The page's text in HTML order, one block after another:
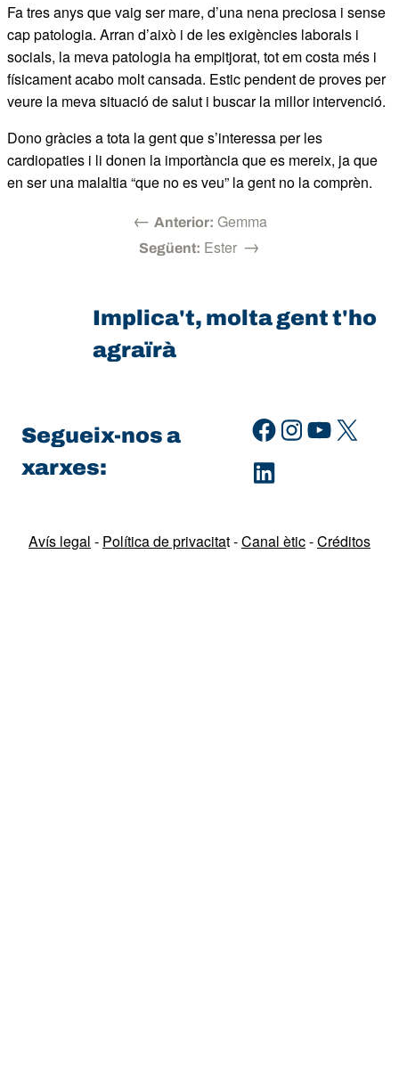
Fa tres anys que vaig ser mare, d’una nena preciosa i sense
cap patologia. Arran d’això i de les exigències laborals i
socials, la meva patologia ha empitjorat, tot em costa més i
físicament acabo molt cansada. Estic pendent de proves per
veure la meva situació de salut i buscar la millor intervenció.
Dono gràcies a tota la gent que s’interessa per les
cardiopaties i li donen la importància que es mereix, ja que
en ser una malaltia “que no es veu” la gent no la comprèn.
← Anterior: Gemma
Següent: Ester →
Implica't, molta gent t'ho
agraïrà
Segueix-nos a
xarxes:
Facebook Instagram YouTube
X
LinkedIn
Avís legal - Política de privacitat -Canal ètic-Créditos